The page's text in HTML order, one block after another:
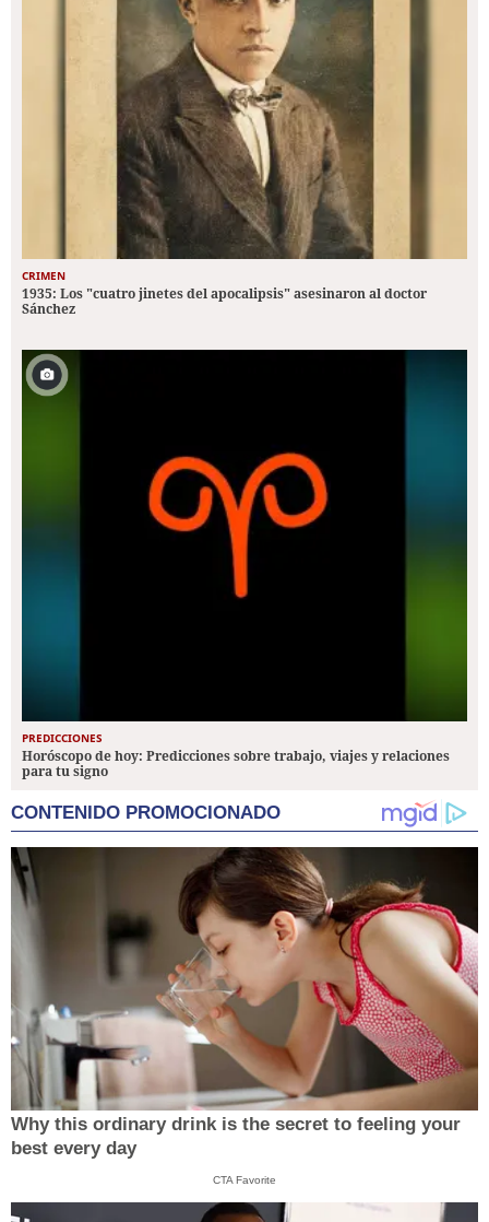
CRIMEN
1935: Los "cuatro jinetes del apocalipsis" asesinaron al doctor
Sánchez
PREDICCIONES
Horóscopo de hoy: Predicciones sobre trabajo, viajes y relaciones
para tu signo
CONTENIDO PROMOCIONADO
Why this ordinary drink is the secret to feeling your
best every day
CTA Favorite